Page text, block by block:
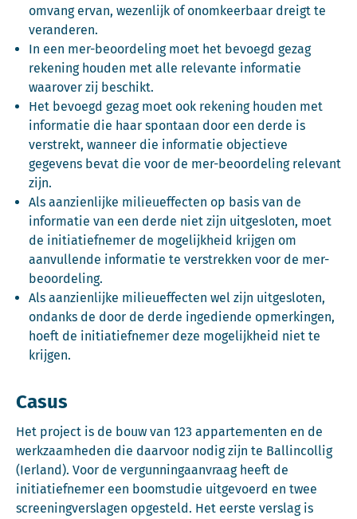
omvang ervan, wezenlijk of onomkeerbaar dreigt te
veranderen.
In een mer-beoordeling moet het bevoegd gezag
rekening houden met alle relevante informatie
waarover zij beschikt.
Het bevoegd gezag moet ook rekening houden met
informatie die haar spontaan door een derde is
verstrekt, wanneer die informatie objectieve
gegevens bevat die voor de mer-beoordeling relevant
zijn.
Als aanzienlijke milieueffecten op basis van de
informatie van een derde niet zijn uitgesloten, moet
de initiatiefnemer de mogelijkheid krijgen om
aanvullende informatie te verstrekken voor de mer-
beoordeling.
Als aanzienlijke milieueffecten wel zijn uitgesloten,
ondanks de door de derde ingediende opmerkingen,
hoeft de initiatiefnemer deze mogelijkheid niet te
krijgen.
Casus
Het project is de bouw van 123 appartementen en de
werkzaamheden die daarvoor nodig zijn te Ballincollig
(Ierland). Voor de vergunningaanvraag heeft de
initiatiefnemer een boomstudie uitgevoerd en twee
screeningverslagen opgesteld. Het eerste verslag is